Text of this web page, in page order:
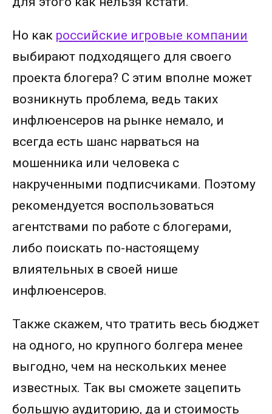
Но как российские игровые компании
выбирают подходящего для своего
проекта блогера? С этим вполне может
возникнуть проблема, ведь таких
инфлюенсеров на рынке немало, и
всегда есть шанс нарваться на
мошенника или человека с
накрученными подписчиками. Поэтому
рекомендуется воспользоваться
агентствами по работе с блогерами,
либо поискать по-настоящему
влиятельных в своей нише
инфлюенсеров.
Также скажем, что тратить весь бюджет
на одного, но крупного болгера менее
выгодно, чем на нескольких менее
известных. Так вы сможете зацепить
большую аудиторию, да и стоимость